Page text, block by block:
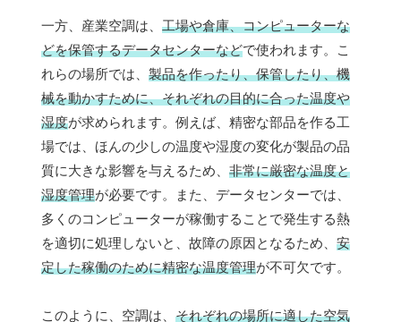
一方、産業空調は、 工場や倉庫、コンピューターな
どを保管するデータセンターなどで使われます。こ
れらの場所では、 製品を作ったり、保管したり、機
械を動かすために、それぞれの目的に合った温度や
湿度が求められます。例えば、精密な部品を作る工
場では、ほんの少しの温度や湿度の変化が製品の品
質に大きな影響を与えるため、 非常に厳密な温度と
湿度管理が必要です。また、データセンターでは、
多くのコンピューターが稼働することで発生する熱
を適切に処理しないと、故障の原因となるため、 安
定した稼働のために精密な温度管理が不可欠です。
このように、空調は、 それぞれの場所に適した空気